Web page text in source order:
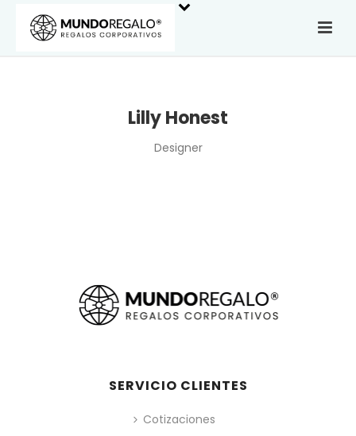
Lilly Honest
Designer
SERVICIO CLIENTES
Cotizaciones